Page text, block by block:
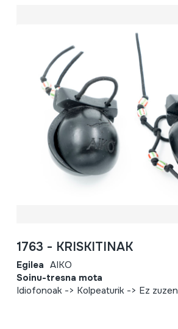
1763 - KRISKITINAK
Egilea AIKO
Soinu-tresna mota
Idiofonoak -> Kolpeaturik -> Ez zuzen